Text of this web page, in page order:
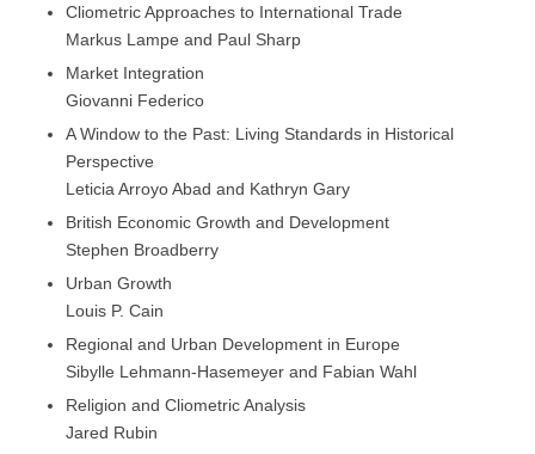
Cliometric Approaches to International Trade
Markus Lampe and Paul Sharp
Market Integration
Giovanni Federico
A Window to the Past: Living Standards in Historical
Perspective
Leticia Arroyo Abad and Kathryn Gary
British Economic Growth and Development
Stephen Broadberry
Urban Growth
Louis P. Cain
Regional and Urban Development in Europe
Sibylle Lehmann-Hasemeyer and Fabian Wahl
Religion and Cliometric Analysis
Jared Rubin